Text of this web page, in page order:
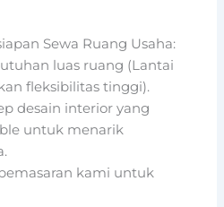
Sewa Ruang Usaha:
luas ruang (Lantai
fleksibilitas tinggi).
desain interior yang
untuk menarik
kami untuk